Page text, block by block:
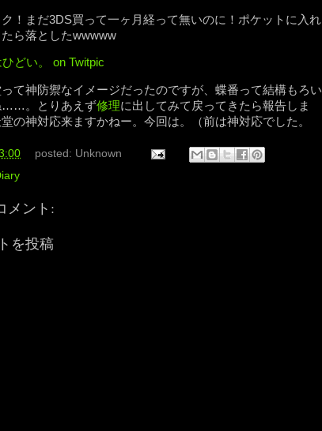
！まだ3DS買って一ヶ月経って無いのに！ポケットに入れ
ら落としたwwwww
て神防禦なイメージだったのですが、蝶番って結構もろい
……。とりあえず修理に出してみて戻ってきたら報告しま
の神対応来ますかねー。今回は。（前は神対応でした。
posted: Unknown
メント:
を投稿